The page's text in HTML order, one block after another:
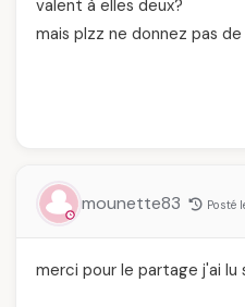
valent à elles deux?
mais plzz ne donnez pas
mounette83 Posté
merci pour le partage j'ai lu